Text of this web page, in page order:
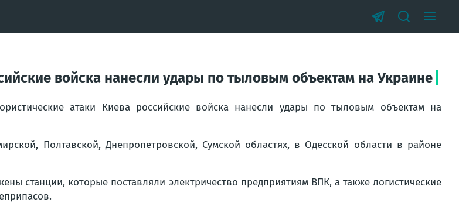
войска нанесли удары по тыловым объектам на Украине
атаки Киева российские войска нанесли удары по тыловым объектам на
Полтавской, Днепропетровской, Сумской областях, в Одесской области в районе
станции, которые поставляли электричество предприятиям ВПК, а также логистические